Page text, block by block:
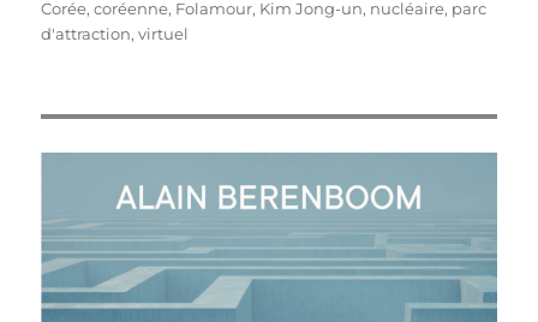
le
Corée,coréenne, Folamour, Kim Jong-un, nucléaire, parc
d'attraction,virtuel